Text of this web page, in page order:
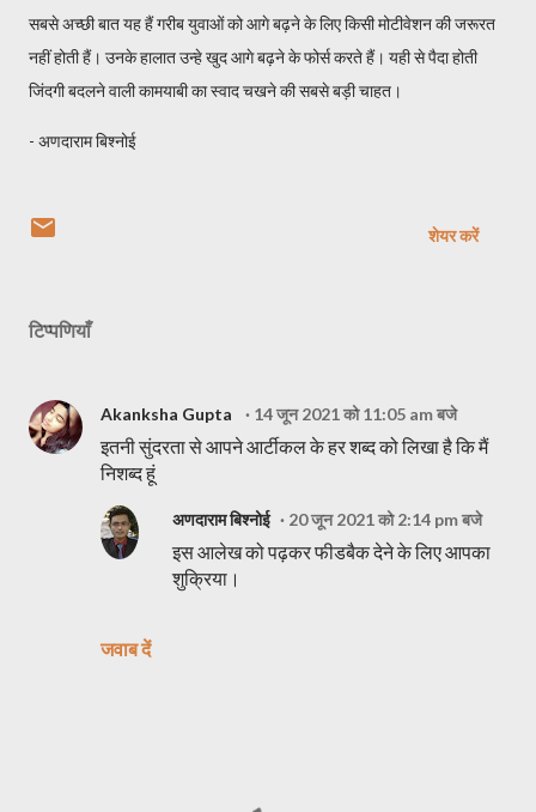
सबसे अच्छी बात यह हैं गरीब युवाओं को आगे बढ़ने के लिए किसी मोटीवेशन की जरूरत
नहीं होती हैं। उनके हालात उन्हे खुद आगे बढ़ने के फोर्स करते हैं। यही से पैदा होती
जिंदगी बदलने वाली कामयाबी का स्वाद चखने की सबसे बड़ी चाहत।
- अणदाराम बिश्नोई
शेयर करें
टिप्पणियाँ
Akanksha Gupta 14 जून 2021 को 11:05 am बजे
इतनी सुंदरता से आपने आर्टीकल के हर शब्द को लिखा है कि मैं
निशब्द हूं
जवाब दें
अणदाराम बिश्नोई 20 जून 2021 को 2:14 pm बजे
इस आलेख को पढ़कर फीडबैक देने के लिए आपका
शुक्रिया।